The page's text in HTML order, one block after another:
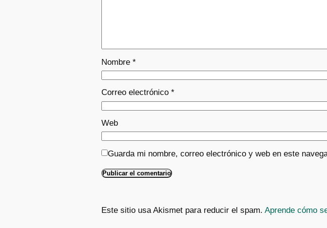
Nombre *
Correo electrónico *
Web
Guarda mi nombre, correo electrónico y web en este
Este sitio usa Akismet para reducir el spam. Aprende cómo